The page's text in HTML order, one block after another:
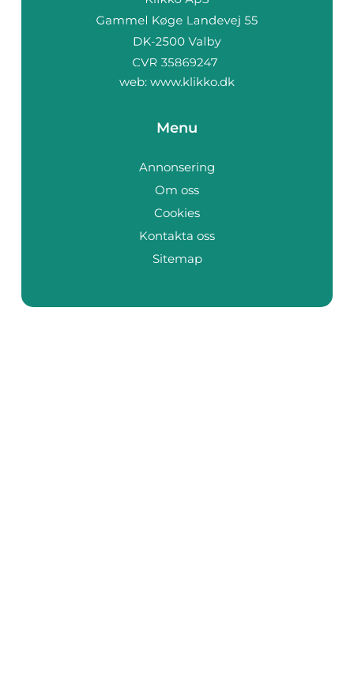
web: www.klikko.dk
Menu
Annonsering
Om oss
Cookies
Kontakta oss
Sitemap